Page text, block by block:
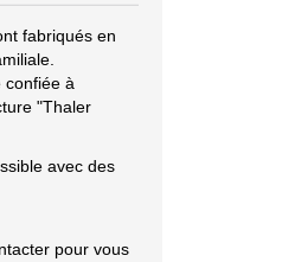
fabriqués en
confiée à
"Thaler
avec des
pour vous